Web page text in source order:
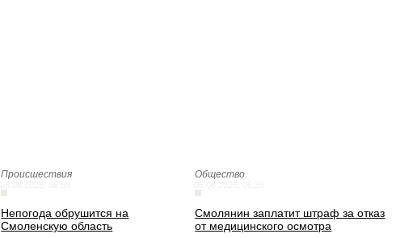
Происшествия
Непогода обрушится на
Смоленскую область
Общество
Смолянин заплатит штраф за отказ
от медицинского осмотра